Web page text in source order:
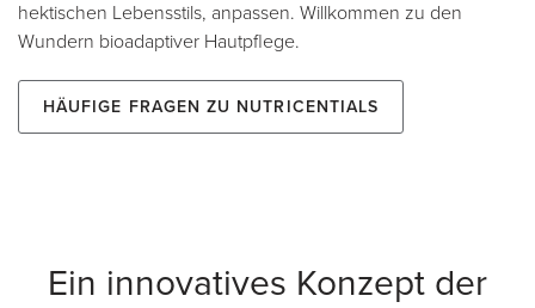
hektischen Lebensstils, anpassen. Willkommen zu den
Wundern bioadaptiver Hautpflege.
Häufige Fragen zu Nutricentials
Ein innovatives Konzept der